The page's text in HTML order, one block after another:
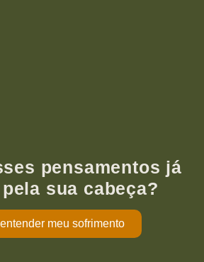
pensamentos já
sua cabeça?
meu sofrimento